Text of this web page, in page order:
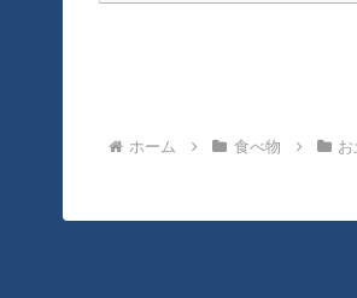
ホーム 食べ物 お